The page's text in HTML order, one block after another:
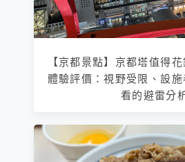
【京都景點】京都塔值得
體驗評價：視野受限、設
看的避雷分